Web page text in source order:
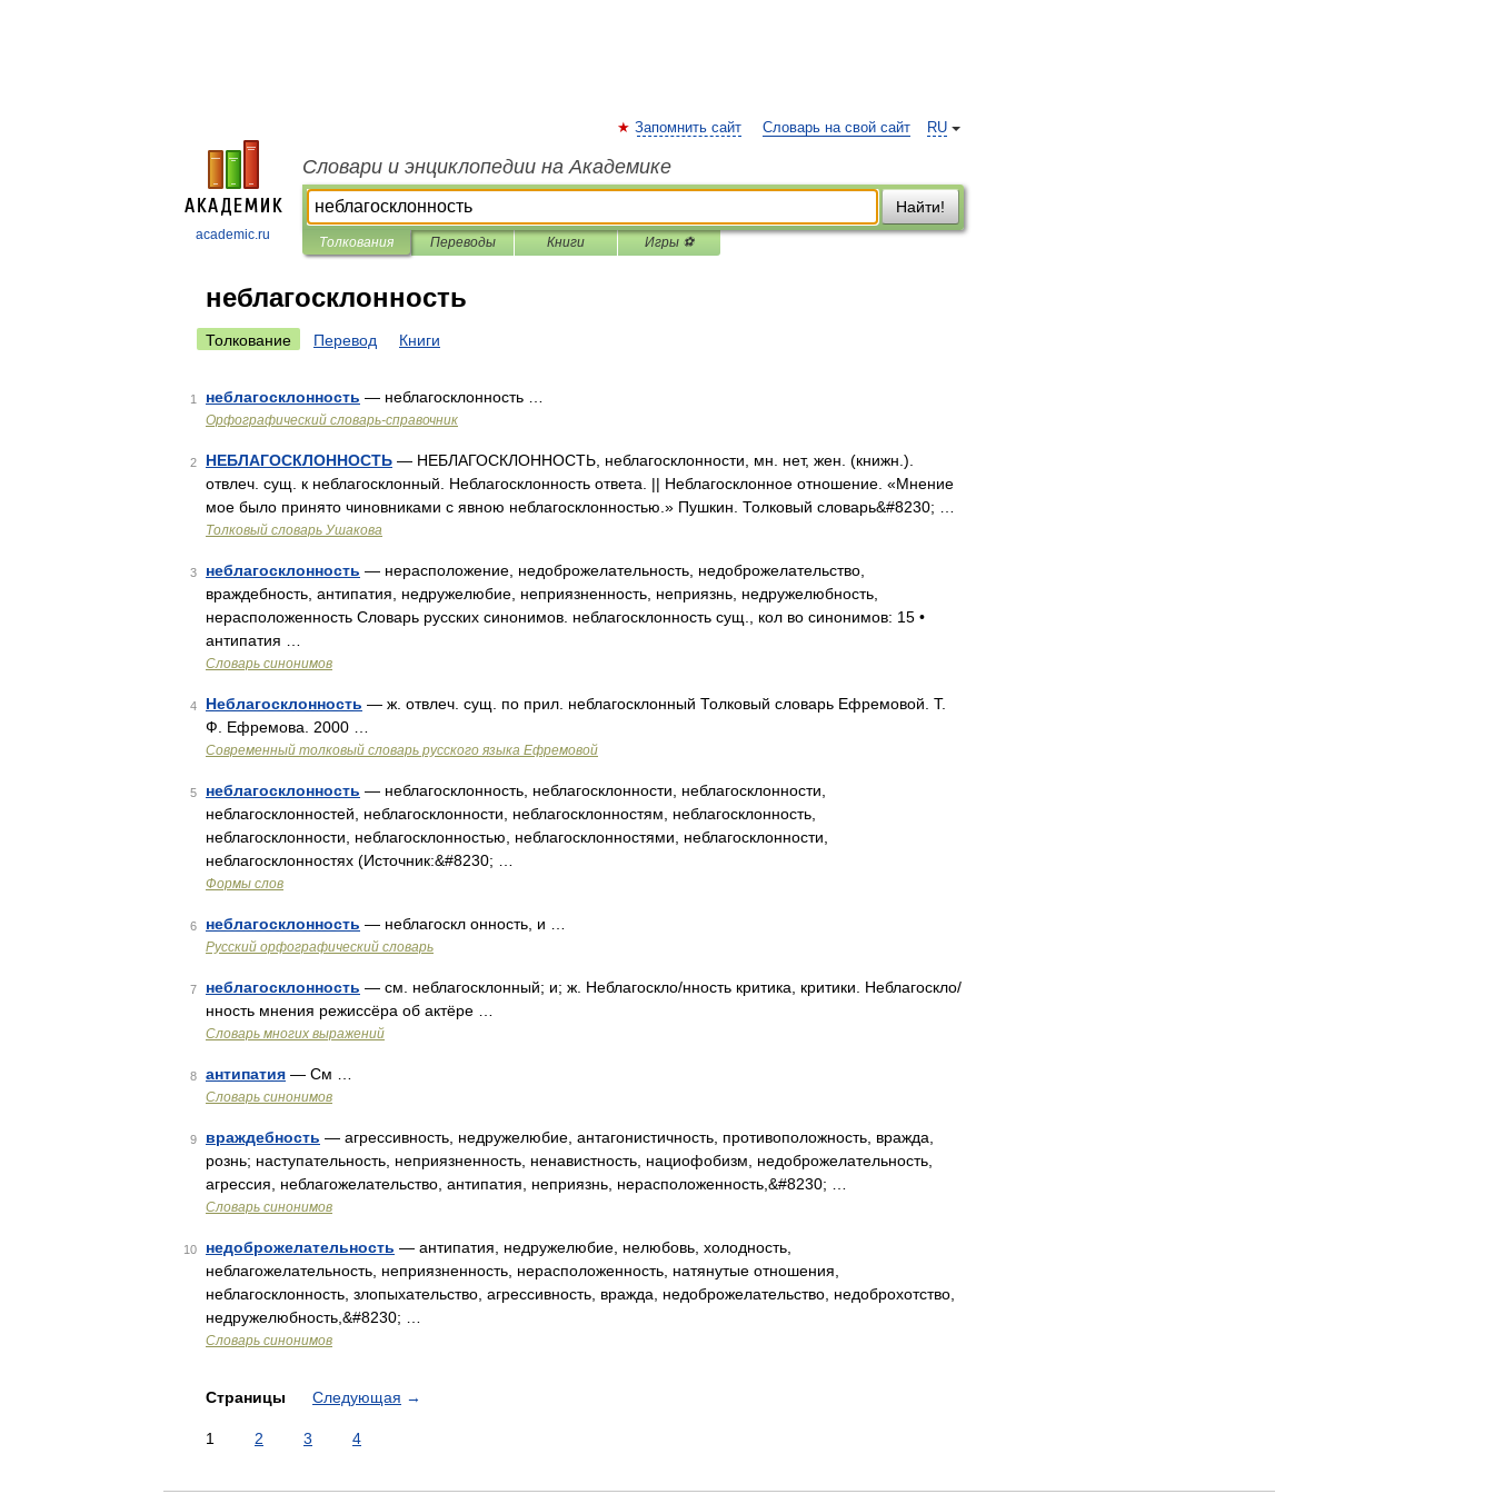
academic.ru
RU
Запомнить сайт Словарь на свой сайт
Словари и энциклопедии на Академике
Найти!
Толкования Переводы Книги Игры ⚽
неблагосклонность
Толкование Перевод Книги
1 неблагосклонность — неблагосклонность …
Орфографический словарь-справочник
2 НЕБЛАГОСКЛОННОСТЬ — НЕБЛАГОСКЛОННОСТЬ, неблагосклонности, мн. нет, жен. (книжн.).
отвлеч. сущ. к неблагосклонный. Неблагосклонность ответа. || Неблагосклонное отношение. «Мнение
мое было принято чиновниками с явною неблагосклонностью.» Пушкин. Толковый словарь&#8230; …
Толковый словарь Ушакова
3 неблагосклонность — нерасположение, недоброжелательность, недоброжелательство,
враждебность, антипатия, недружелюбие, неприязненность, неприязнь, недружелюбность,
нерасположенность Словарь русских синонимов. неблагосклонность сущ., кол во синонимов: 15 •
антипатия …
Словарь синонимов
4 Неблагосклонность — ж. отвлеч. сущ. по прил. неблагосклонный Толковый словарь Ефремовой. Т.
Ф. Ефремова. 2000 …
Современный толковый словарь русского языка Ефремовой
5 неблагосклонность — неблагосклонность, неблагосклонности, неблагосклонности,
неблагосклонностей, неблагосклонности, неблагосклонностям, неблагосклонность,
неблагосклонности, неблагосклонностью, неблагосклонностями, неблагосклонности,
неблагосклонностях (Источник:&#8230; …
Формы слов
6 неблагосклонность — неблагоскл онность, и …
Русский орфографический словарь
7 неблагосклонность — см. неблагосклонный; и; ж. Неблагоскло/нность критика, критики. Неблагоскло/
нность мнения режиссёра об актёре …
Словарь многих выражений
8 антипатия — См …
Словарь синонимов
9 враждебность — агрессивность, недружелюбие, антагонистичность, противоположность, вражда,
рознь; наступательность, неприязненность, ненавистность, нациофобизм, недоброжелательность,
агрессия, неблагожелательство, антипатия, неприязнь, нерасположенность,&#8230; …
Словарь синонимов
10 недоброжелательность — антипатия, недружелюбие, нелюбовь, холодность,
неблагожелательность, неприязненность, нерасположенность, натянутые отношения,
неблагосклонность, злопыхательство, агрессивность, вражда, недоброжелательство, недоброхотство,
недружелюбность,&#8230; …
Словарь синонимов
Страницы Следующая →
1 2 3 4